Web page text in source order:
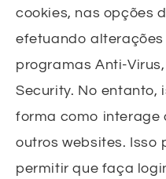
cookies, nas opções
efetuando
programas Anti-
Security. No entanto,
forma como interage
outros websites. Isso
permitir que faça